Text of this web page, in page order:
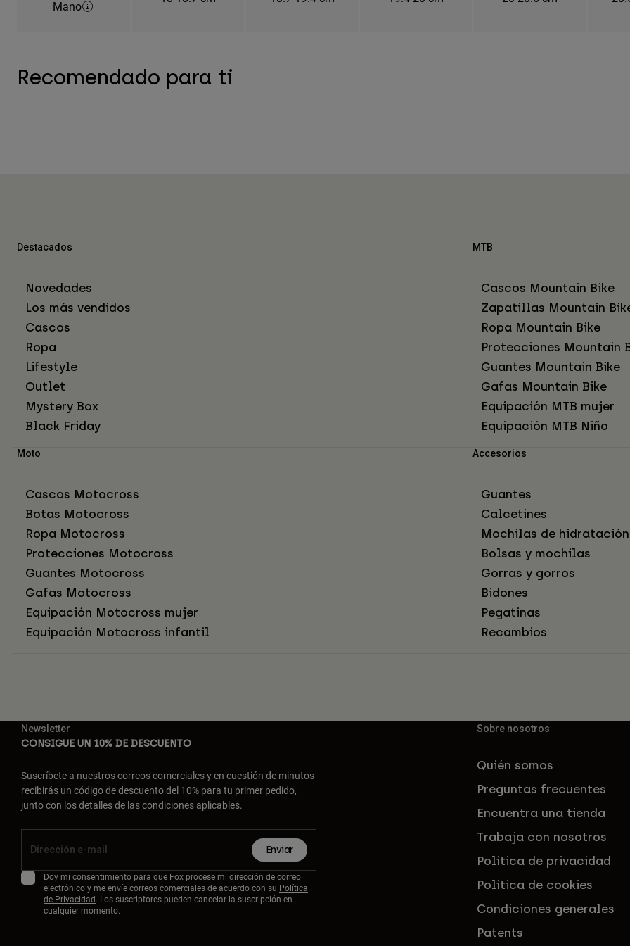
Mano
Recomendado para ti
Destacados
Novedades
Los más vendidos
Cascos
Ropa
Lifestyle
Outlet
Mystery Box
Black Friday
MTB
Cascos Mountain Bike
Zapatillas Mountain
Ropa Mountain Bike
Protecciones Mountain
Guantes Mountain Bike
Gafas Mountain Bike
Equipación MTB mujer
Equipación MTB Niño
Moto
Cascos Motocross
Botas Motocross
Ropa Motocross
Protecciones Motocross
Guantes Motocross
Gafas Motocross
Equipación Motocross mujer
Equipación Motocross infantil
Accesorios
Guantes
Calcetines
Mochilas de hidratación
Bolsas y mochilas
Gorras y gorros
Bidones
Pegatinas
Recambios
Newsletter
CONSIGUE UN 10% DE DESCUENTO
Suscríbete a nuestros correos comerciales y en cuestión de minutos
recibirás un código de descuento del 10% para tu primer pedido,
junto con los detalles de las condiciones aplicables.
Enviar
Doy mi consentimiento para que Fox procese mi dirección de correo
electrónico y me envíe correos comerciales de acuerdo con su Política
de Privacidad. Los suscriptores pueden cancelar la suscripción en
cualquier momento.
Sobre nosotros
Quién somos
Preguntas frecuentes
Encuentra una tienda
Trabaja con nosotros
Política de privacidad
Política de cookies
Condiciones generales
Patents